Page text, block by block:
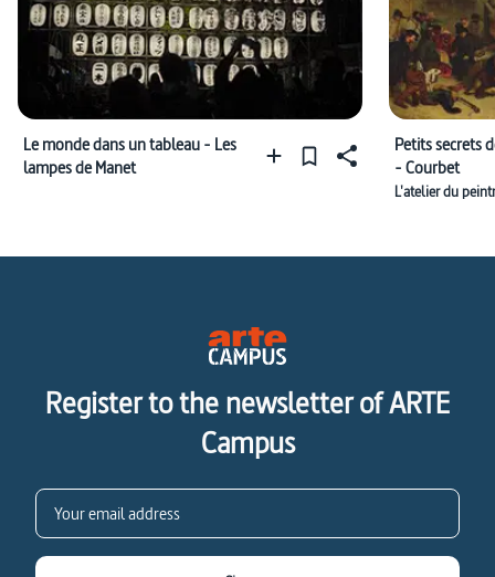
Le monde dans un tableau - Les
lampes de Manet
Petits secrets
- Courbet
L'atelier du
Register to the newsletter of ARTE
Campus